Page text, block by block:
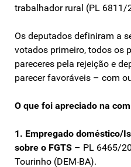
trabalhador rural (PL 6811/
Os deputados definiram a
votados primeiro, todos os
pareceres pela rejeição e
parecer favoráveis – com
O que foi apreciado na
1. Empregado doméstico/
sobre o FGTS – PL 6465/
Tourinho (DEM-BA).